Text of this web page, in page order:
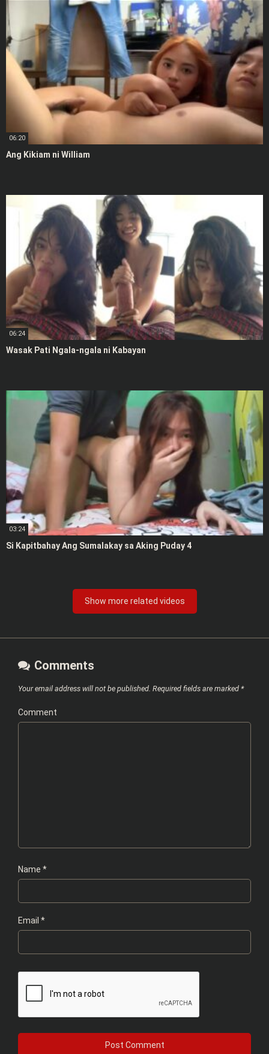
06:20
Ang Kikiam ni William
06:24
Wasak Pati Ngala-ngala ni Kabayan
03:24
Si Kapitbahay Ang Sumalakay sa Aking Puday 4
Show more related videos
Comments
Your email address will not be published. Required fields are marked *
Comment
Name *
Email *